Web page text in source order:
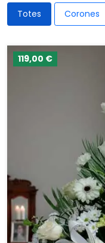
Totes Corones
119,00 €